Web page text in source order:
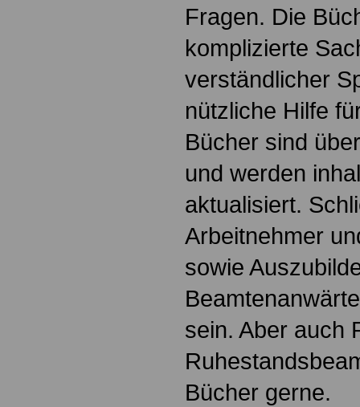
Fragen. Die
komplizierte
verständlicher
nützliche Hilfe
Bücher sind
und werden
aktualisiert.
Arbeitnehmer
sowie
sein. Aber auch
Bücher gerne.